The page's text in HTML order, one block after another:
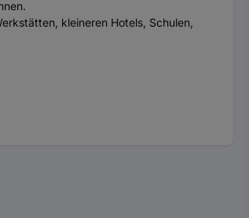
kleineren Hotels, Schulen,